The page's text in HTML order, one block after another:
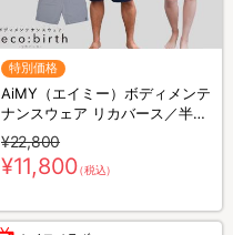
特別価格
AiMY（エイミー）ボディメンテ
ナンスウェア リカバース／半袖
半ズボン／上下セット／リカバ
リーウェア
¥22,800
¥11,800（税込）